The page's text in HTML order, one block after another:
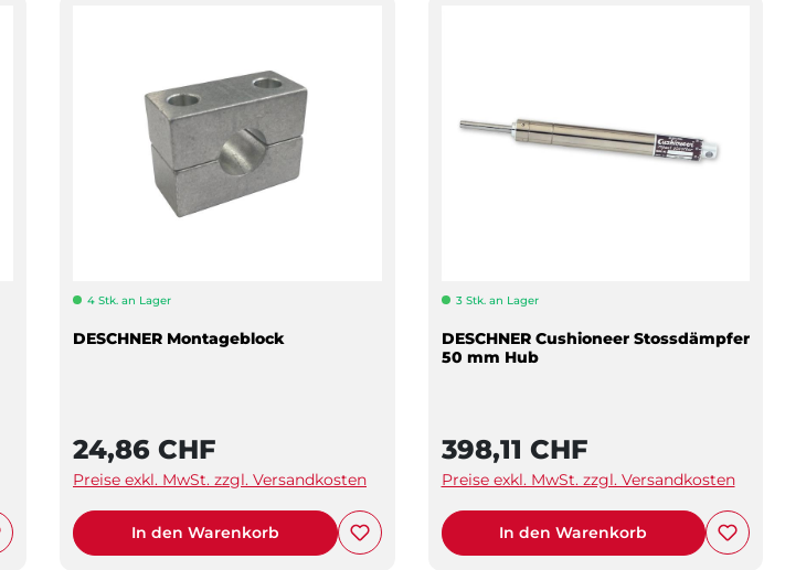
4 Stk. an Lager
DESCHNER Montageblock
24,86 CHF
Preise exkl. MwSt. zzgl. Versandkosten
In den Warenkorb
3 Stk. an Lager
DESCHNER Cushioneer Stossdämpfer
50 mm Hub
398,11 CHF
Preise exkl. MwSt. zzgl. Versandkosten
In den Warenkorb